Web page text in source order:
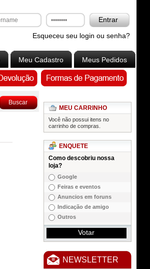
Entrar
Esqueceu seu login ou senha?
Meu Cadastro Meus Pedidos
Buscar
MEU CARRINHO
Você não possui itens no
carrinho de compras.
ENQUETE
Como descobriu nossa
loja?
Google
Feiras e eventos
Anuncios em foruns
Indicação de amigo
Outros
Votar
NEWSLETTER